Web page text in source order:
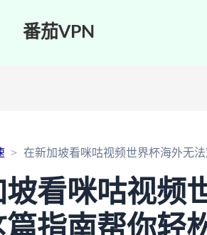
番茄VPN
在新加坡看咪咕视频世界杯海外无
坡看咪咕视频
篇指南帮你轻